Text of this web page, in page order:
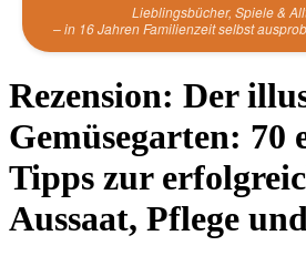
Lieblingsbücher, Spiele &
– in 16 Jahren Familienzeit selbst
Rezension: Der
Gemüsegarten: 70
Tipps zur
Aussaat, Pflege